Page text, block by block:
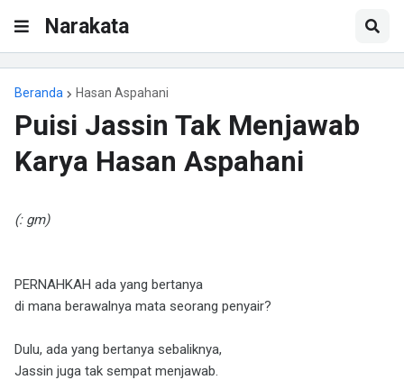
Narakata
Beranda Hasan Aspahani
Puisi Jassin Tak Menjawab
Karya Hasan Aspahani
(: gm)
PERNAHKAH ada yang bertanya
di mana berawalnya mata seorang penyair?
Dulu, ada yang bertanya sebaliknya,
Jassin juga tak sempat menjawab.